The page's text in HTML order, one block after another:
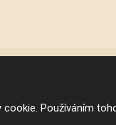
Používáním